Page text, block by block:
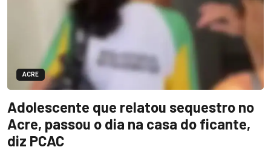
ACRE
Adolescente que relatou sequestro no
Acre, passou o dia na casa do ficante,
diz PCAC